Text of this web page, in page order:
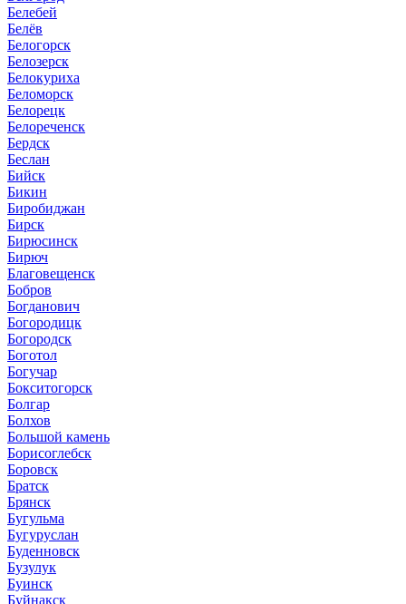
Белебей
Белёв
Белогорск
Белозерск
Белокуриха
Беломорск
Белорецк
Белореченск
Бердск
Беслан
Бийск
Бикин
Биробиджан
Бирск
Бирюсинск
Бирюч
Благовещенск
Бобров
Богданович
Богородицк
Богородск
Боготол
Богучар
Бокситогорск
Болгар
Болхов
Большой камень
Борисоглебск
Боровск
Братск
Брянск
Бугульма
Бугуруслан
Буденновск
Бузулук
Буинск
Буйнакск